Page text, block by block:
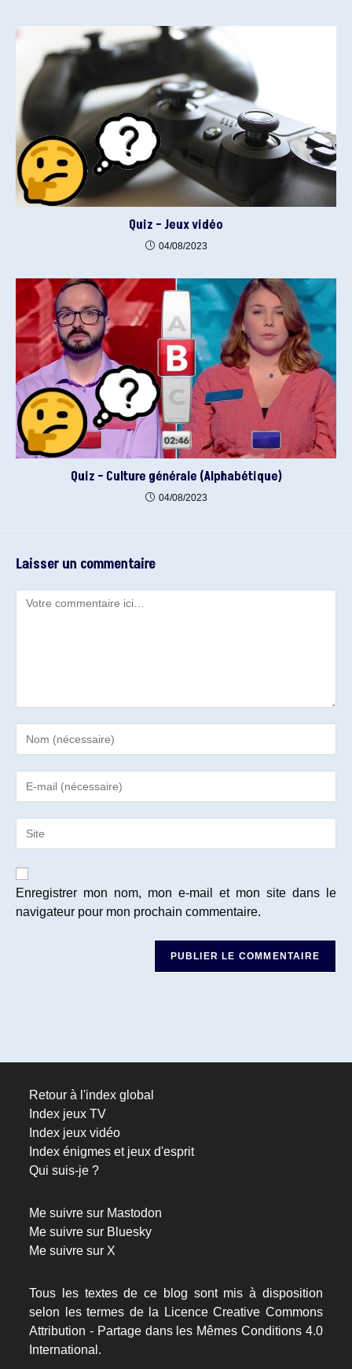
Quiz – Jeux vidéo
04/08/2023
Quiz – Culture générale (Alphabétique)
04/08/2023
Laisser un commentaire
Comment
your
username
comment
your
address
l’URL
site
(facultatif)
Enregistrer mon nom, mon e-mail et mon site dans le
navigateur pour mon prochain commentaire.
Retour à l'index global
Index jeux TV
Index jeux vidéo
Index énigmes et jeux d'esprit
Qui suis-je ?
Me suivre sur Mastodon
Me suivre sur Bluesky
Me suivre sur X
Tous les textes de ce blog sont mis à disposition
selon les termes de la
Licence Creative Commons
Attribution - Partage dans les Mêmes Conditions 4.0
International.